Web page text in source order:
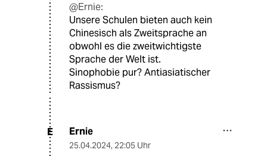
@Ernie:
Unsere Schulen bieten auch kein
Chinesisch als Zweitsprache an
obwohl es die zweitwichtigste
Sprache der Welt ist.
Sinophobie pur? Antiasiatischer
Rassismus?
E Ernie
25.04.2024, 22:05 Uhr